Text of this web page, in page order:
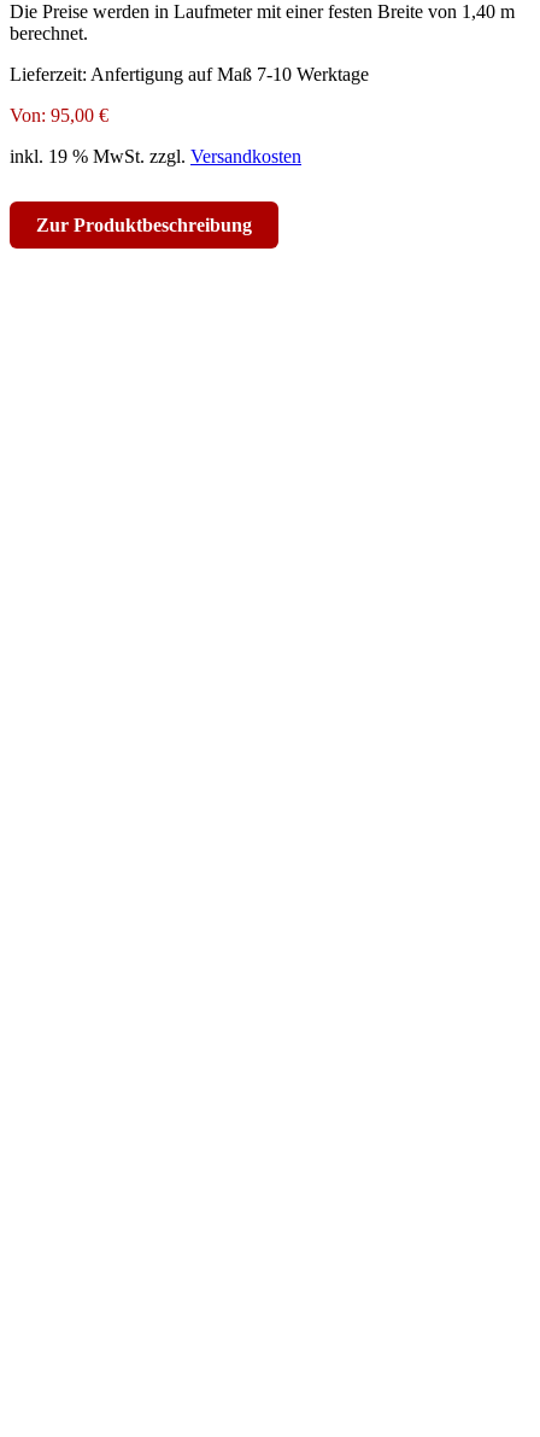
Die Preise werden in Laufmeter mit einer festen Breite von 1,40 m
berechnet.
Lieferzeit: Anfertigung auf Maß 7-10 Werktage
Von: 95,00 €
inkl. 19 % MwSt. zzgl. Versandkosten
Zur Produktbeschreibung